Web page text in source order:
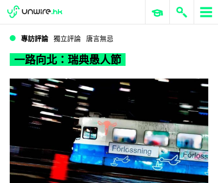
一路向北：瑞典愚人節
WWDC 2026 ERP 與商業 AI
專訪評論 獨立評論 唐言無忌
一路向北：瑞典愚人節